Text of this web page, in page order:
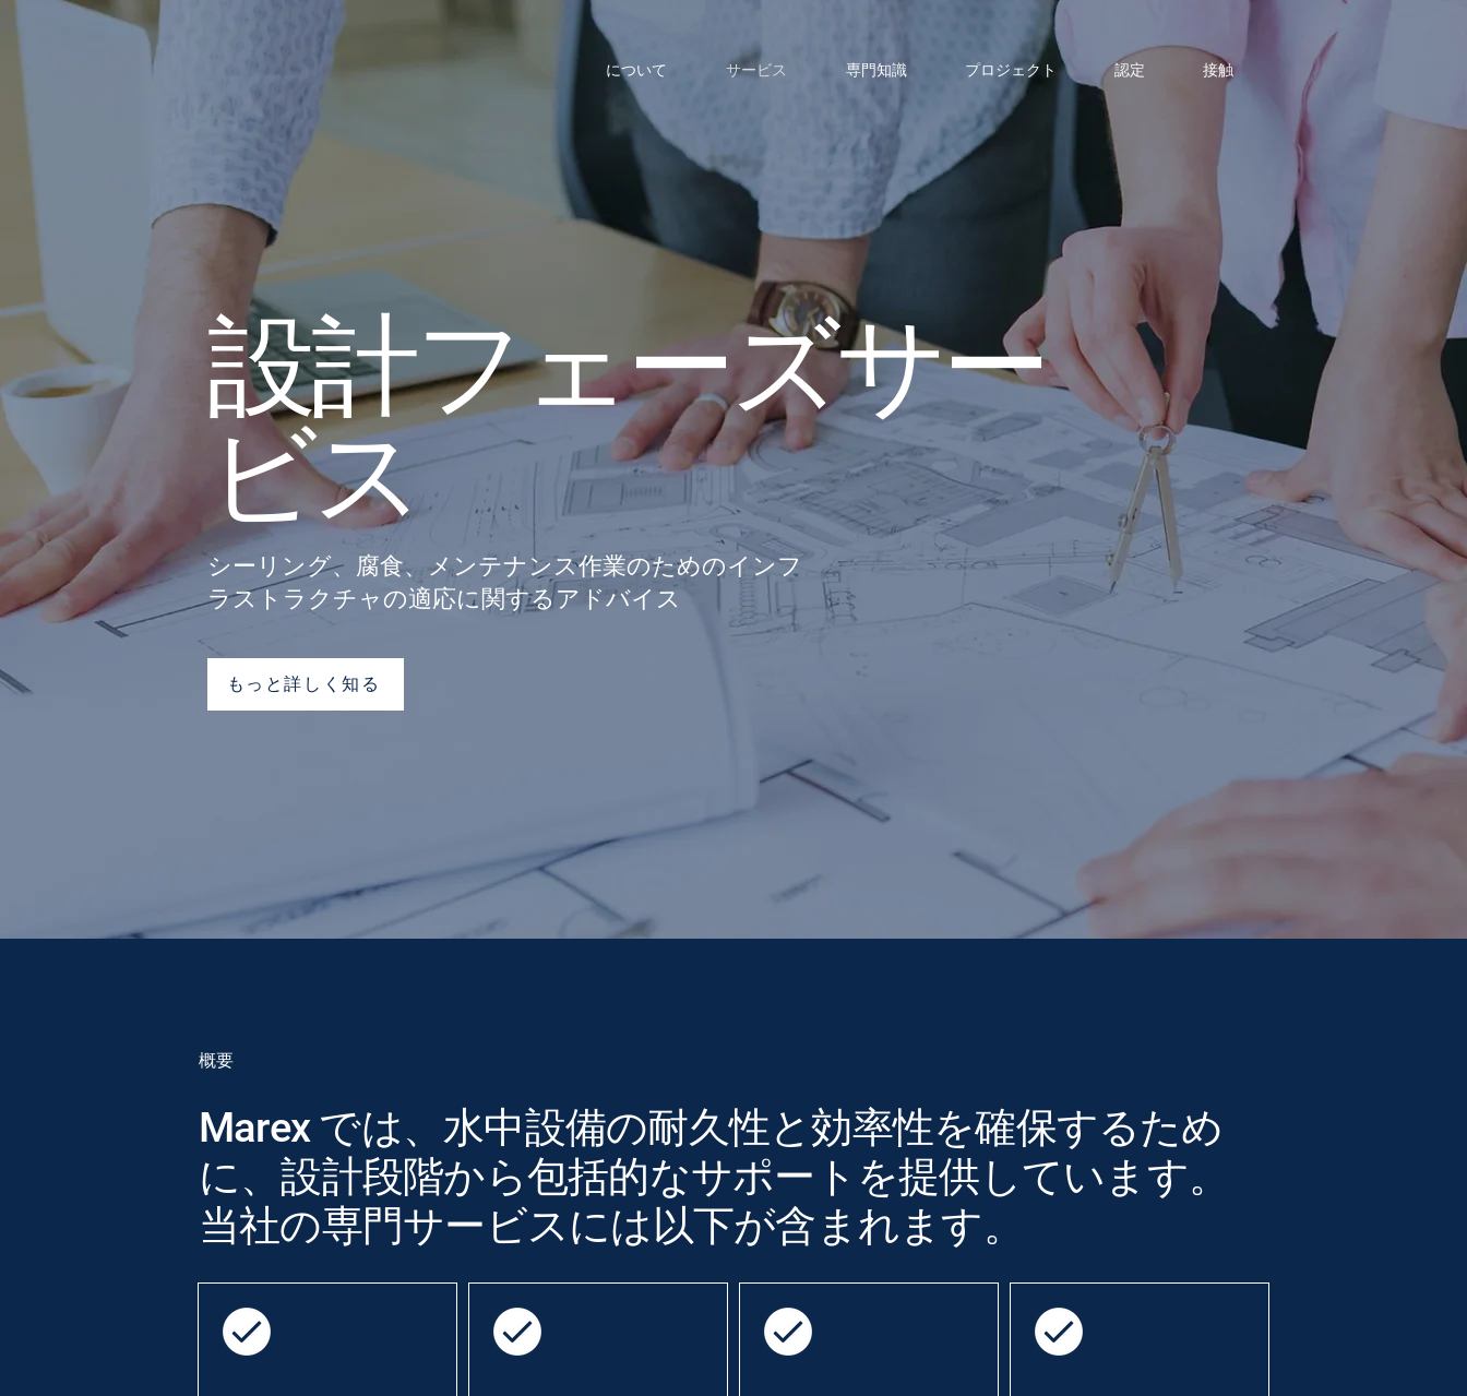
について サービス 専門知識 プロジェクト 認定 接触
設計フェーズサー
ビス
シーリング、腐食、メンテナンス作業のためのインフ
ラストラクチャの適応に関するアドバイス
もっと詳しく知る
概要
Marex では、水中設備の耐久性と効率性を確保するため
に、設計段階から包括的なサポートを提供しています。
当社の専門サービスには以下が含まれます。